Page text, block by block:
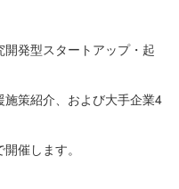
発型スタートアップ・起
策紹介、および大手企業4
催します。